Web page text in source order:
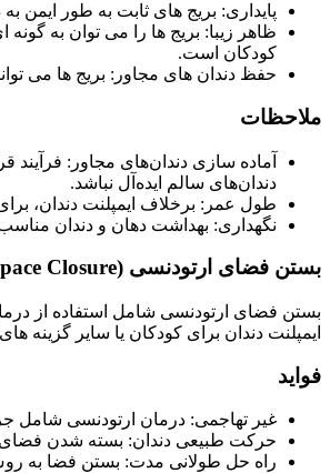
پایداری: بریج های ثابت به طور
ظاهر زیبا: بریج ها را می توان به
کودکان است.
حفظ دندان های مجاور: بریج ها می
ملاحظات
آماده ‌سازی دندان‌های مجاور:
دندان‌های سالم ایده‌آل نباشد.
طول عمر: برخلاف ایمپلنت دندان،
نگهداری: بهداشت دهان و دندان
بستن فضای ارتودنسی (Orthodontic Space Closure)
بستن فضای ارتودنسی شامل استفاده از
ایمپلنت دندان برای کودکان یا سایر گزینه
فواید
غیر تهاجمی: درمان ارتودنسی شامل
حرکت طبیعی دندان: بسته شدن فضای
راه حل طولانی مدت: بستن فضا به